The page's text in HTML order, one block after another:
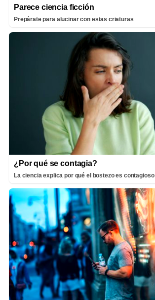
Parece ciencia ficción
Prepárate para alucinar con estas criaturas
¿Por qué se contagia?
La ciencia explica por qué el bostezo es contagioso